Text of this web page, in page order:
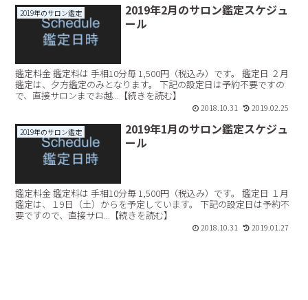
2019年のサロン鑑定
2019年2月のサロン鑑定スケジュ
ール
鑑定料金 鑑定料は 手相10分毎 1,500円（税込み）です。 鑑定日 ２月
鑑定は、夕方鑑定のみとなります。 下記の設定日は予約不要ですの
で、直接サロンまでお越...【続きを読む】
2018.10.31 2019.02.25
2019年のサロン鑑定
2019年1月のサロン鑑定スケジュ
ール
鑑定料金 鑑定料は 手相10分毎 1,500円（税込み）です。 鑑定日 １月
鑑定は、１9日（土）からを予定しています。 下記の設定日は予約不
要ですので、直接サロ...【続きを読む】
2018.10.31 2019.01.27